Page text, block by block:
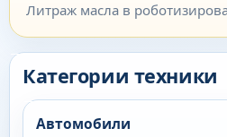
Литраж масла в
Категории техники
Автомобили